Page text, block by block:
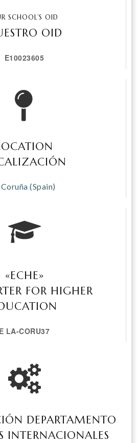
SCHOOL’S OID
OID
E10023605
(Spain)
«ECHE»
FOR HIGHER
E LA-CORU37
DEPARTAMENTO
INTERNACIONALES